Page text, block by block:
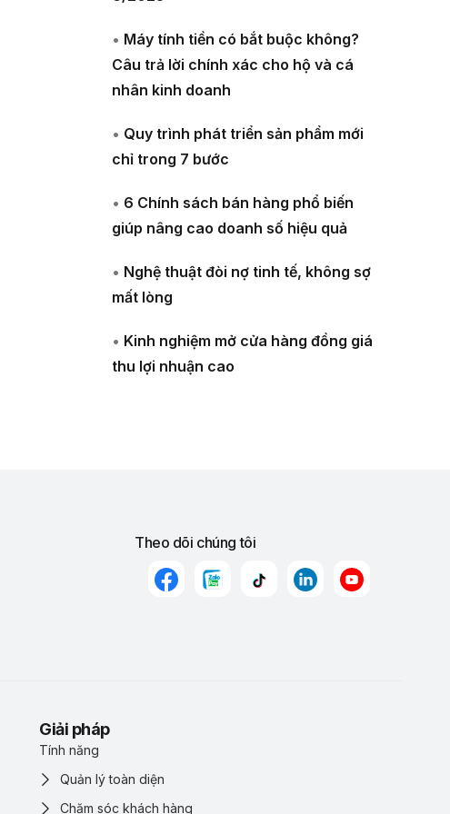
• Máy tính tiền có bắt buộc không?
Câu trả lời chính xác cho hộ và cá
nhân kinh doanh
• Quy trình phát triển sản phẩm mới
chỉ trong 7 bước
• 6 Chính sách bán hàng phổ biến
giúp nâng cao doanh số hiệu quả
• Nghệ thuật đòi nợ tinh tế, không sợ
mất lòng
• Kinh nghiệm mở cửa hàng đồng giá
thu lợi nhuận cao
Theo dõi chúng tôi
Giải pháp
Tính năng
Quản lý toàn diện
Chăm sóc khách hàng